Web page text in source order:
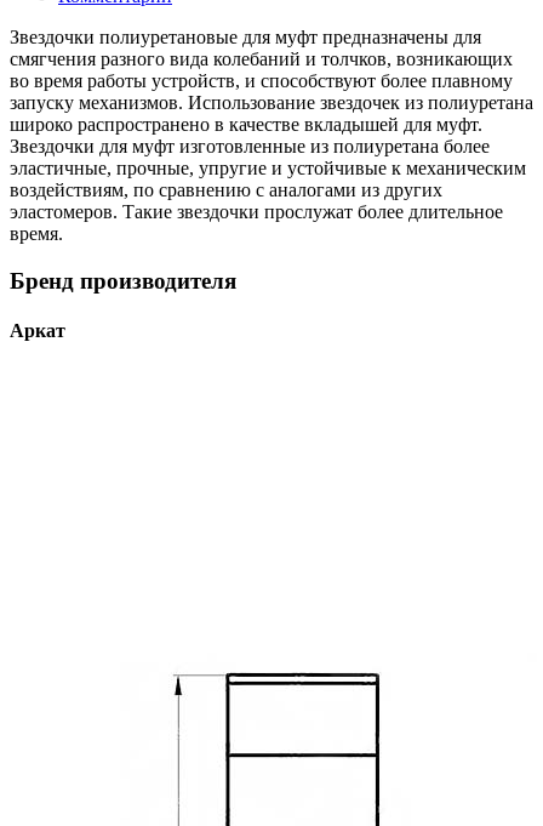
Звездочки полиуретановые для муфт предназначены для
смягчения разного вида колебаний и толчков, возникающих
во время работы устройств, и способствуют более плавному
запуску механизмов. Использование звездочек из полиуретана
широко распространено в качестве вкладышей для муфт.
Звездочки для муфт изготовленные из полиуретана более
эластичные, прочные, упругие и устойчивые к механическим
воздействиям, по сравнению с аналогами из других
эластомеров. Такие звездочки прослужат более длительное
время.
Бренд производителя
Аркат